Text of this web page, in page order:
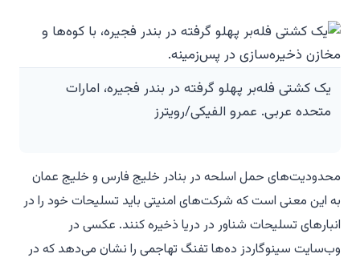
یک کشتی فله‌بر پهلو گرفته در بندر فجیره، امارات
متحده عربی. عمرو الفیکی/رویترز
محدودیت‌های حمل اسلحه در بنادر خلیج فارس و خلیج عمان
به این معنی است که شرکت‌های امنیتی باید تسلیحات خود را در
انبارهای تسلیحات شناور در دریا ذخیره کنند. عکسی در
وب‌سایت سینوگاردز ده‌ها تفنگ تهاجمی را نشان می‌دهد که در